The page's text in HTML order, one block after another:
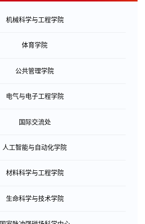
机械科学与工程学院
体育学院
公共管理学院
电气与电子工程学院
国际交流处
人工智能与自动化学院
材料科学与工程学院
生命科学与技术学院